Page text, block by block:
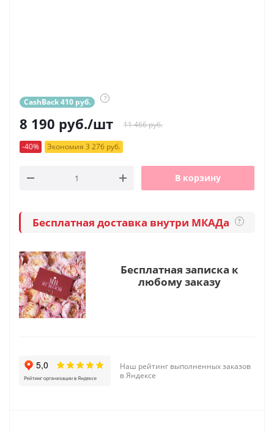
CashBack 410 руб. ?
8 190 руб./шт 11 466 руб.
-40% Экономия 3 276 руб.
В корзину
Бесплатная доставка внутри МКАДа ?
Бесплатная записка к
любому заказу
Наш рейтинг выполненных заказов
в Яндексе